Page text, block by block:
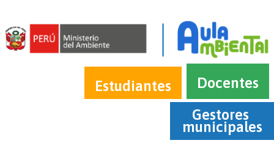
Estudiantes
Docentes
Gestores
municipales